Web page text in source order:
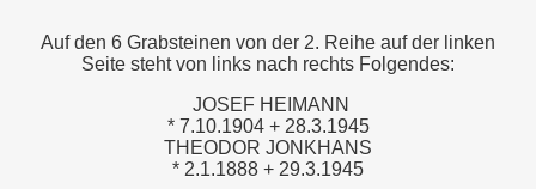
Auf den 6 Grabsteinen von der 2. Reihe auf der linken
Seite steht von links nach rechts Folgendes:
JOSEF HEIMANN
* 7.10.1904 + 28.3.1945
THEODOR JONKHANS
* 2.1.1888 + 29.3.1945